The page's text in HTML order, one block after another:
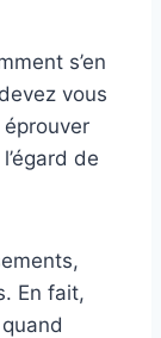
s’en
vous
de
En fait,